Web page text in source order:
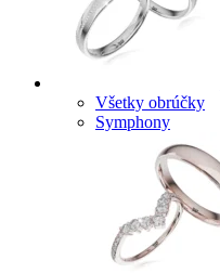
Všetky obrúčky
Symphony